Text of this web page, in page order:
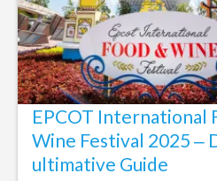
EPCOT International
Wine Festival 2025 ‒
ultimative Guide